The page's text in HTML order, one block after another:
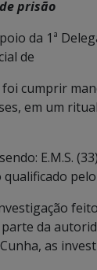
prisão
da 1ª
de
cumprir
em um
E.M.S. (33),
da
as